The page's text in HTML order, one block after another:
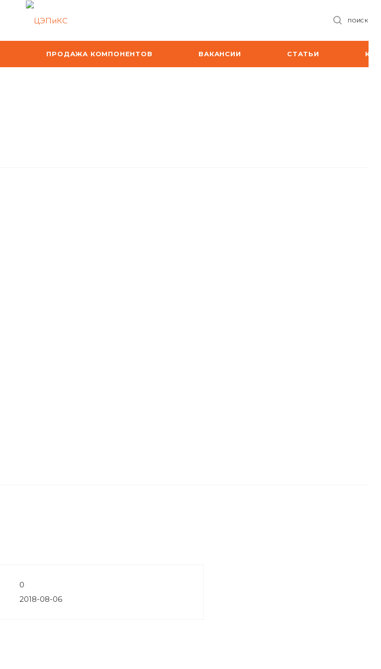
ПОИСК
ПРОДАЖА КОМПОНЕНТОВ ВАКАНСИИ СТАТЬИ
0
2018-08-06